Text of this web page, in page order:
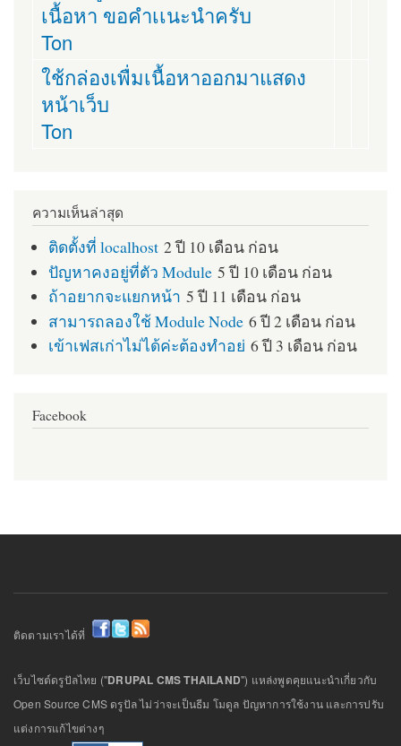
เนื้อหา ขอคำเเนะนำครับ
Ton
ใช้กล่องเพื่มเนื้อหาออกมาแสดง
หน้าเว็บ
Ton
ความเห็นล่าสุด
ติดตั้งที่ localhost 2 ปี 10 เดือน ก่อน
ปัญหาคงอยู่ที่ตัว Module 5 ปี 10 เดือน ก่อน
ถ้าอยากจะแยกหน้า 5 ปี 11 เดือน ก่อน
สามารถลองใช้ Module Node 6 ปี 2 เดือน ก่อน
เข้าเฟสเก่าไม่ได้ค่ะต้องทำอย่ 6 ปี 3 เดือน ก่อน
Facebook
ติดตามเราได้ที่
เว็บไซต์ดรูปัลไทย ("DRUPAL CMS THAILAND") แหล่งพูดคุยแนะนำเกี่ยวกับ
Open Source CMS ดรูปัล ไม่ว่าจะเป็นธีม โมดูล ปัญหาการใช้งาน และการปรับ
แต่งการแก้ไขต่างๆ